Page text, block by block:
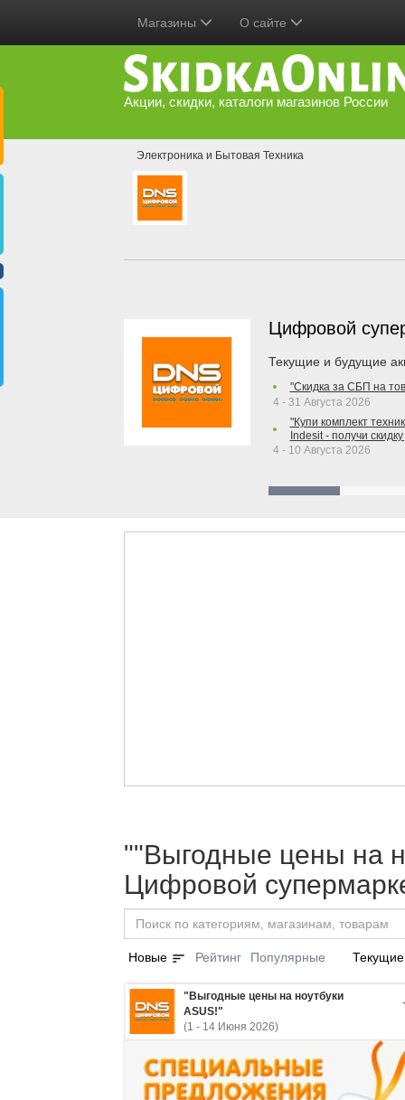
Магазины О сайте
Акции, скидки, каталоги магазинов России
Электроника и Бытовая Техника
Цифровой
Текущие и будущие
"Скидка за СБП на
4 - 31 Августа 2026
"Купи комплект
Indesit - получи
4 - 10 Августа 2026
""Выгодные цены на
Цифровой
Новые sort Рейтинг Популярные Текущие
"Выгодные цены на ноутбуки
ASUS!"
(1 - 14 Июня 2026)